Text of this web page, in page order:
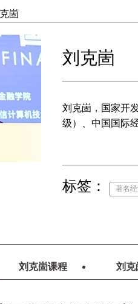
崮
刘克崮
刘克崮，国家开
级）、中国国际
标签： 著名
刘克崮课程 刘克